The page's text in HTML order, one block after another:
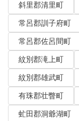
斜里郡清里町
常呂郡訓子府町
常呂郡佐呂間町
紋別郡滝上町
紋別郡雄武町
有珠郡壮瞥町
虻田郡洞爺湖町